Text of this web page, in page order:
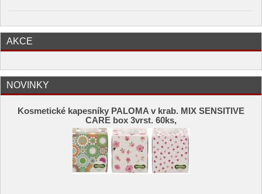
AKCE
NOVINKY
Kosmetické kapesníky PALOMA v krab. MIX SENSITIVE
CARE box 3vrst. 60ks,